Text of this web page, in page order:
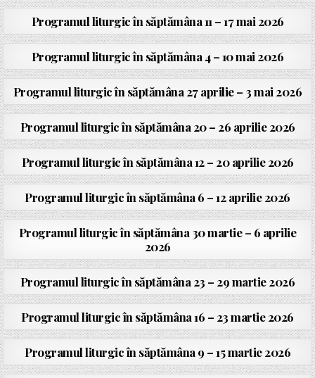
Programul liturgic în săptămâna 11 – 17 mai 2026
Programul liturgic în săptămâna 4 – 10 mai 2026
Programul liturgic în săptămâna 27 aprilie – 3 mai 2026
Programul liturgic în săptămâna 20 – 26 aprilie 2026
Programul liturgic în săptămâna 12 – 20 aprilie 2026
Programul liturgic în săptămâna 6 – 12 aprilie 2026
Programul liturgic în săptămâna 30 martie – 6 aprilie
2026
Programul liturgic în săptămâna 23 – 29 martie 2026
Programul liturgic în săptămâna 16 – 23 martie 2026
Programul liturgic în săptămâna 9 – 15 martie 2026